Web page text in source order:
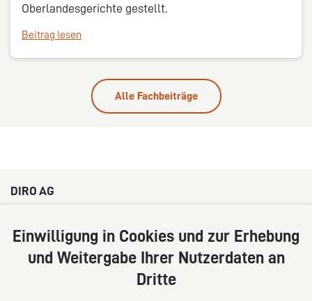
Oberlandesgerichte gestellt.
Beitrag lesen
Alle Fachbeiträge
DIRO AG
20354 Hamburg
Deutschland
Tel: +49 (0) 40 41352231
Einwilligung in Cookies und zur Erhebung
und Weitergabe Ihrer Nutzerdaten an
Dritte